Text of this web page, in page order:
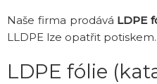
Naše firma prodává LDPE
LLDPE lze opatřit potiskem.
LDPE fólie